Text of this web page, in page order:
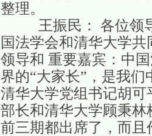
整理。
王振民： 各位领导
国法学会和清华大学
领导和 重要嘉宾：中
界的“大家长”，是我
清华大学党组书记胡
部长和清华大学顾秉
前三期都出席了，而